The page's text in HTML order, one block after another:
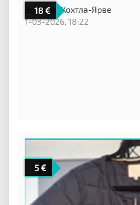
18
Эстония,Кохтла-Ярве
1-03-2026, 18:22
5